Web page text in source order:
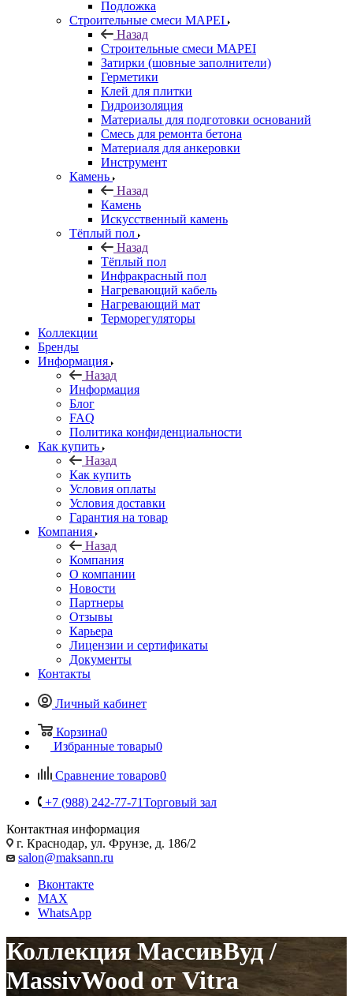
Подложка
Строительные смеси MAPEI
Назад
Строительные смеси MAPEI
Затирки (шовные заполнители)
Герметики
Клей для плитки
Гидроизоляция
Материалы для подготовки оснований
Смесь для ремонта бетона
Материаля для анкеровки
Инструмент
Камень
Назад
Камень
Искусственный камень
Тёплый пол
Назад
Тёплый пол
Инфракрасный пол
Нагревающий кабель
Нагревающий мат
Терморегуляторы
Коллекции
Бренды
Информация
Назад
Информация
Блог
FAQ
Политика конфиденциальности
Как купить
Назад
Как купить
Условия оплаты
Условия доставки
Гарантия на товар
Компания
Назад
Компания
О компании
Новости
Партнеры
Отзывы
Карьера
Лицензии и сертификаты
Документы
Контакты
Личный кабинет
Корзина0
Избранные товары0
Сравнение товаров0
+7 (988) 242-77-71Торговый зал
Контактная информация
г. Краснодар, ул. Фрунзе, д. 186/2
salon@maksann.ru
Вконтакте
MAX
WhatsApp
Коллекция МассивВуд /
MassivWood от Vitra